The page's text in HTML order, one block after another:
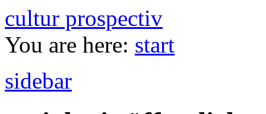
cultur prospectiv
You are here: start
sidebar